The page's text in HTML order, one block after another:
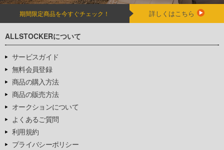
期間限定商品を今すぐチェック！ 詳しくはこちら
ALLSTOCKERについて
サービスガイド
無料会員登録
商品の購入方法
商品の販売方法
オークションについて
よくあるご質問
利用規約
プライバシーポリシー